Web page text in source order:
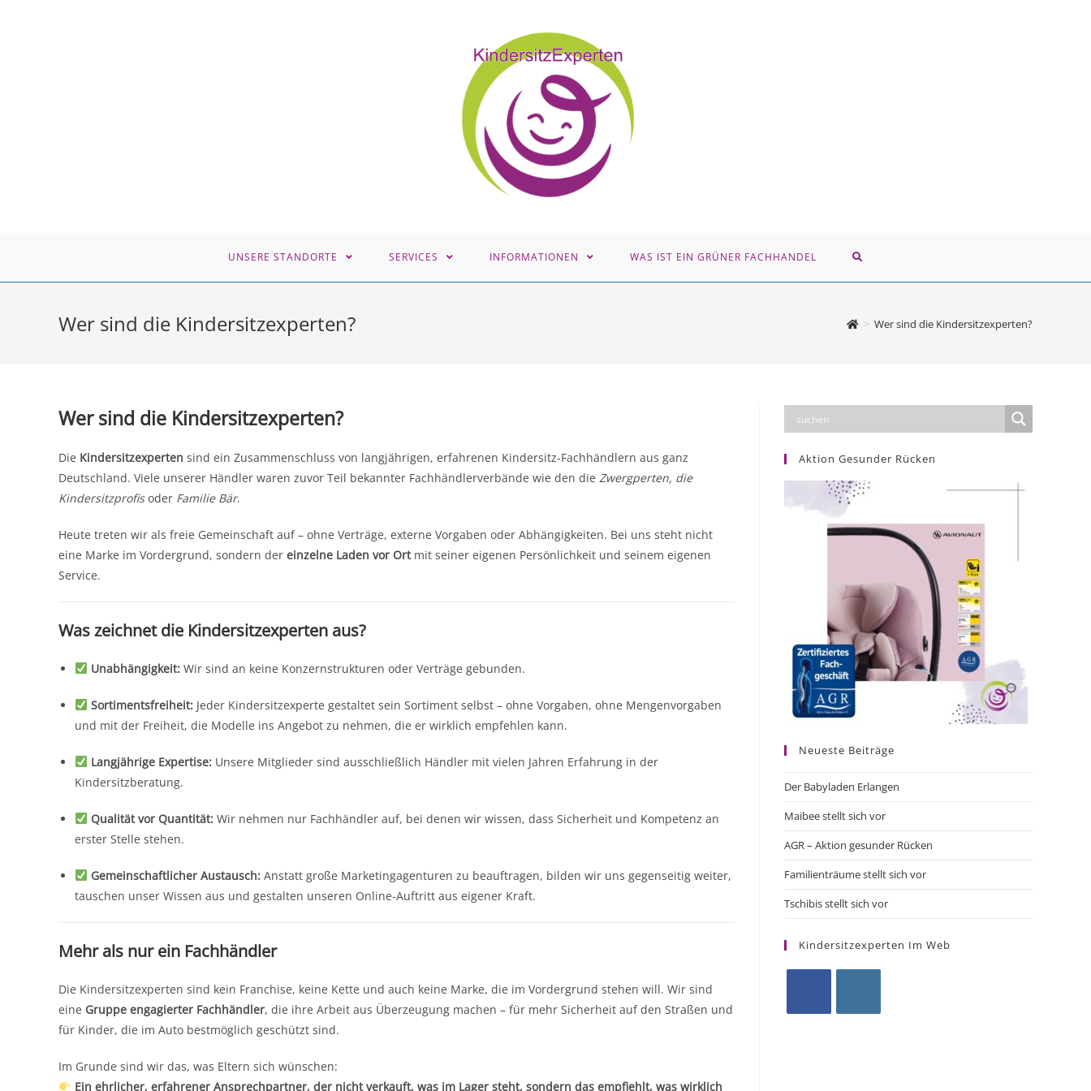
UNSERE STANDORTE SERVICES INFORMATIONEN WAS IST EIN GRÜNER FACHHANDEL
Wer sind die Kindersitzexperten? > Wer sind die Kindersitzexperten?
Wer sind die Kindersitzexperten?
Die Kindersitzexperten sind ein Zusammenschluss von langjährigen, erfahrenen Kindersitz-Fachhändlern aus ganz
Deutschland. Viele unserer Händler waren zuvor Teil bekannter Fachhändlerverbände wie den die Zwergperten, die
Kindersitzprofisoder Familie Bär.
Heute treten wir als freie Gemeinschaft auf – ohne Verträge, externe Vorgaben oder Abhängigkeiten. Bei uns steht nicht
eine Marke im Vordergrund, sondern der einzelne Laden vor Ortmit seiner eigenen Persönlichkeit und seinem eigenen
Service.
Was zeichnet die Kindersitzexperten aus?
Unabhängigkeit:Wir sind an keine Konzernstrukturen oder Verträge gebunden.
Sortimentsfreiheit:Jeder Kindersitzexperte gestaltet sein Sortiment selbst – ohne Vorgaben, ohne Mengenvorgaben
und mit der Freiheit, die Modelle ins Angebot zu nehmen, die er wirklich empfehlen kann.
Langjährige Expertise:Unsere Mitglieder sind ausschließlich Händler mit vielen Jahren Erfahrung in der
Kindersitzberatung.
Qualität vor Quantität:Wir nehmen nur Fachhändler auf, bei denen wir wissen, dass Sicherheit und Kompetenz an
erster Stelle stehen.
Gemeinschaftlicher Austausch:Anstatt große Marketingagenturen zu beauftragen, bilden wir uns gegenseitig weiter,
tauschen unser Wissen aus und gestalten unseren Online-Auftritt aus eigener Kraft.
Mehr als nur ein Fachhändler
Die Kindersitzexperten sind kein Franchise, keine Kette und auch keine Marke, die im Vordergrund stehen will. Wir sind
eine Gruppe engagierter Fachhändler, die ihre Arbeit aus Überzeugung machen – für mehr Sicherheit auf den Straßen und
für Kinder, die im Auto bestmöglich geschützt sind.
Im Grunde sind wir das, was Eltern sich wünschen:
Ein ehrlicher, erfahrener Ansprechpartner, der nicht verkauft, was im Lager steht, sondern das empfiehlt, was wirklich
Aktion Gesunder Rücken
Neueste Beiträge
Der Babyladen Erlangen
Maibee stellt sich vor
AGR – Aktion gesunder Rücken
Familienträume stellt sich vor
Tschibis stellt sich vor
Kindersitzexperten Im Web